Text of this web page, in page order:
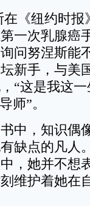
《纽约时报
一次乳腺癌
问努涅斯能
新手，与美
“这是我这
师”。
，知识偶
缺点的凡人
，她并不想
维护着她在